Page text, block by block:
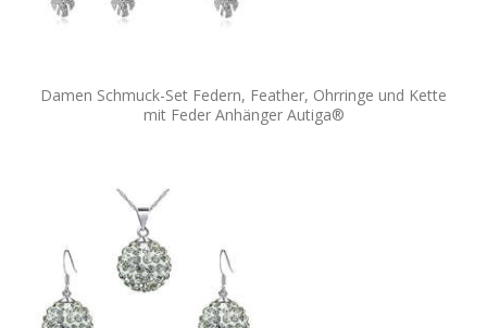
Damen Schmuck-Set Federn, Feather, Ohrringe und Kette
mit Feder Anhänger Autiga®